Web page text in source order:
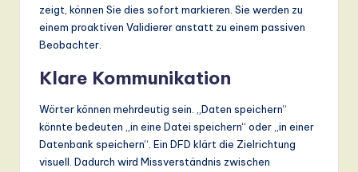
zeigt, können Sie dies sofort markieren. Sie werden zu
einem proaktiven Validierer anstatt zu einem passiven
Beobachter.
Klare Kommunikation
Wörter können mehrdeutig sein. „Daten speichern“
könnte bedeuten „in eine Datei speichern“ oder „in einer
Datenbank speichern“. Ein DFD klärt die Zielrichtung
visuell. Dadurch wird Missverständnis zwischen